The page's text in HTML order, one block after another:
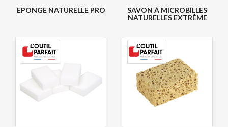
EPONGE NATURELLE PRO
SAVON À MICROBILLES
NATURELLES EXTRÊME